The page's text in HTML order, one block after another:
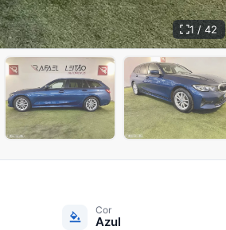
1 / 42
Cor
Azul